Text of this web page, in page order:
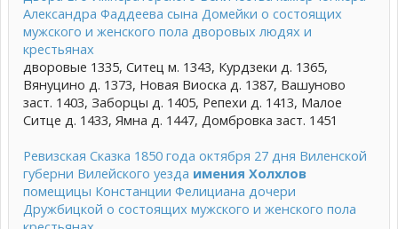
Александра Фаддеева сына Домейки о состоящих
мужского и женского пола дворовых людях и
крестьянах
дворовые 1335, Ситец м. 1343, Курдзеки д. 1365,
Вянуцино д. 1373, Новая Виоска д. 1387, Вашуново
заст. 1403, Заборцы д. 1405, Репехи д. 1413, Малое
Ситце д. 1433, Ямна д. 1447, Домбровка заст. 1451
Ревизская Сказка 1850 года октября 27 дня Виленской
губерни Вилейского уезда имения Холхлов
помещицы Констанции Фелициана дочери
Дружбицкой о состоящих мужского и женского пола